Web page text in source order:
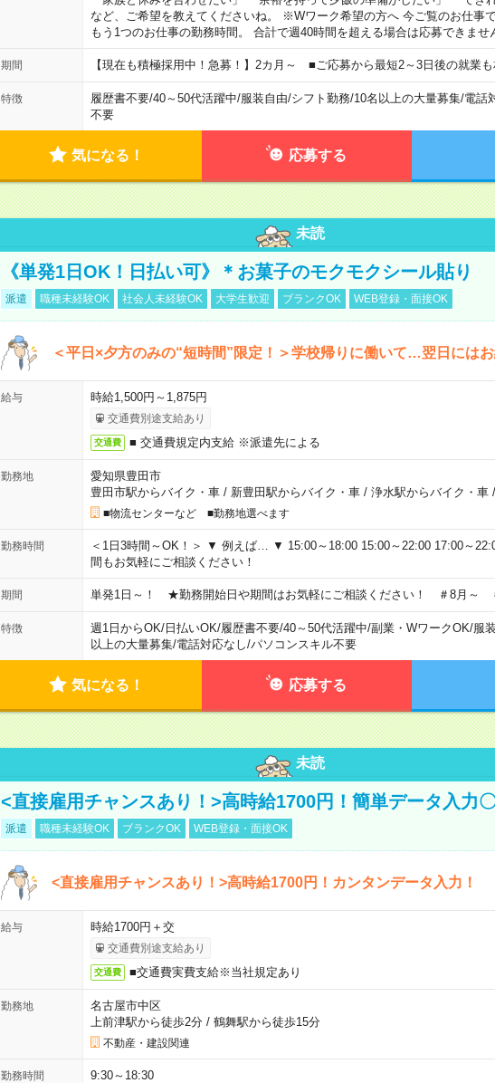
など、ご希望を教えてくださいね。 ※Wワーク希望の方へ 今ご覧のお仕事で
もう1つのお仕事の勤務時間。 合計で週40時間を超える場合は応募できませ
期間 【現在も積極採用中！急募！】2カ月～ ■ご応募から最短2～3日後の就業も
特徴 履歴書不要/40～50代活躍中/服装自由/シフト勤務/10名以上の大量募集/電話
不要
気になる！ 応募する
未読
《単発1日OK！日払い可》＊お菓子のモクモクシール貼り
派遣 職種未経験OK 社会人未経験OK 大学生歓迎 ブランクOK WEB登録・面接OK
＜平日×夕方のみの“短時間”限定！＞学校帰りに働いて…翌日にはお
給与 時給1,500円～1,875円
交通費別途支給あり
交通費 ■ 交通費規定内支給 ※派遣先による
勤務地
愛知県豊田市
豊田市駅からバイク・車/ 新豊田駅からバイク・車/ 浄水駅からバイク・車/
■物流センターなど ■勤務地選べます
勤務時間
＜1日3時間～OK！＞ ▼ 例えば… ▼ 15:00～18:00 15:00～22:00 17:00～
間もお気軽にご相談ください！
期間 単発1日～！ ★勤務開始日や期間はお気軽にご相談ください！ ＃8月～
特徴 週1日からOK/日払いOK/履歴書不要/40～50代活躍中/副業・WワークOK/服
以上の大量募集/電話対応なし/パソコンスキル不要
気になる！ 応募する
未読
<直接雇用チャンスあり！>高時給1700円！簡単データ入力
派遣 職種未経験OK ブランクOK WEB登録・面接OK
<直接雇用チャンスあり！>高時給1700円！カンタンデータ入力！
給与 時給1700円＋交
交通費別途支給あり
交通費 ■交通費実費支給※当社規定あり
勤務地
名古屋市中区
上前津駅から徒歩2分/ 鶴舞駅から徒歩15分
不動産・建設関連
勤務時間 9:30～18:30